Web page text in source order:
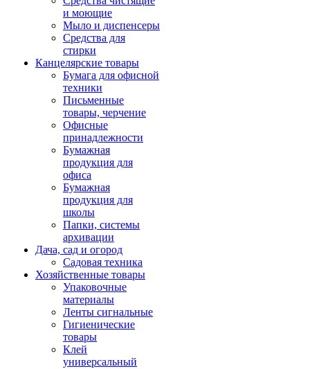
и моющие
Мыло и диспенсеры
Средства для
стирки
Канцелярские товары
Бумага для офисной
техники
Письменные
товары, черчение
Офисные
принадлежности
Бумажная
продукция для
офиса
Бумажная
продукция для
школы
Папки, системы
архивации
Дача, сад и огород
Садовая техника
Хозяйственные товары
Упаковочные
материалы
Ленты сигнальные
Гигиенические
товары
Клей
универсальный